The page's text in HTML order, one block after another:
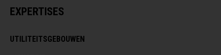
EXPERTISES
UTILITEITSGEBOUWEN